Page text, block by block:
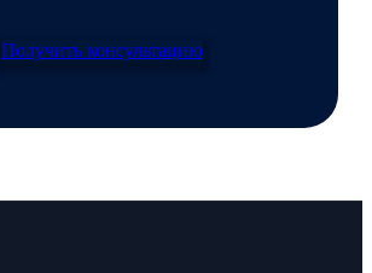
Получить консультацию